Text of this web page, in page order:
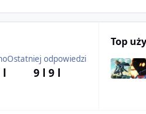
l
Ostatniej odpowiedzi
9 l 9 l
Top